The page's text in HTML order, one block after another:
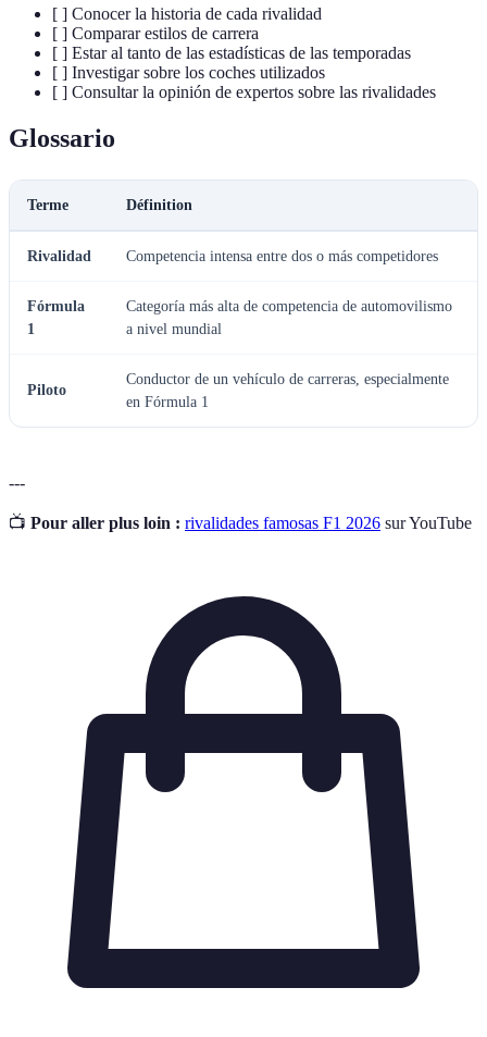
[ ] Conocer la historia de cada rivalidad
[ ] Comparar estilos de carrera
[ ] Estar al tanto de las estadísticas de las temporadas
[ ] Investigar sobre los coches utilizados
[ ] Consultar la opinión de expertos sobre las rivalidades
Glossario
Terme Définition
Rivalidad Competencia intensa entre dos o más competidores
Fórmula
1
Categoría más alta de competencia de automovilismo
a nivel mundial
Piloto
Conductor de un vehículo de carreras, especialmente
en Fórmula 1
---
📺 Pour aller plus loin : rivalidades famosas F1 2026 sur YouTube